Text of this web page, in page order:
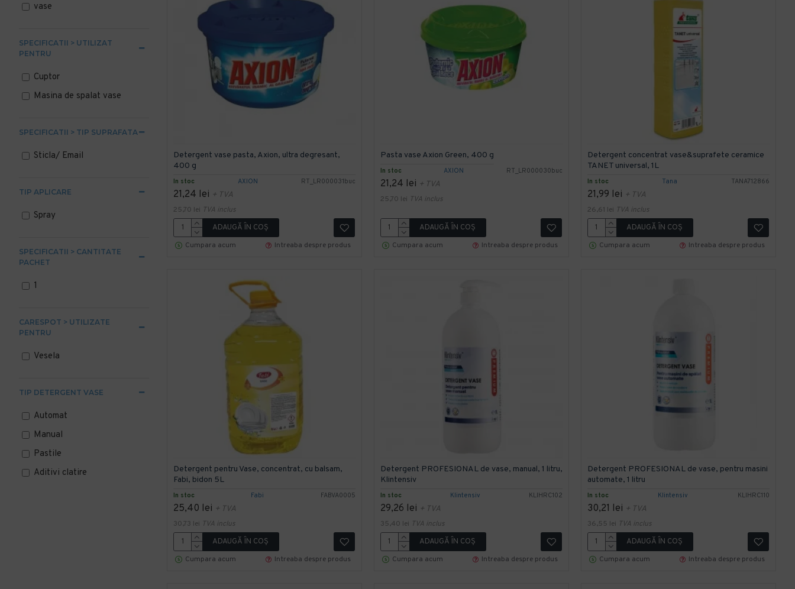
vase
SPECIFICATII > UTILIZAT
PENTRU
Cuptor
Masina de spalat vase
SPECIFICATII > TIP SUPRAFATA
Sticla/ Email
TIP APLICARE
Spray
SPECIFICATII > CANTITATE
PACHET
1
CARESPOT > UTILIZATE
PENTRU
Vesela
TIP DETERGENT VASE
Automat
Manual
Pastile
Aditivi clatire
In stoc AXION RT_LR000031buc
Detergent vase pasta, Axion, ultra degresant,
400 g
21,24 lei + TVA
25,70 lei TVA inclus
ADAUGĂ ÎN COŞ
Cumpara acum
Intreaba despre produs
In stoc AXION RT_LR000030buc
Pasta vase Axion Green, 400 g
21,24 lei + TVA
25,70 lei TVA inclus
ADAUGĂ ÎN COŞ
Cumpara acum
Intreaba despre produs
In stoc Tana TANA712866
Detergent concentrat vase&suprafete ceramice
TANET universal, 1L
21,99 lei + TVA
26,61 lei TVA inclus
ADAUGĂ ÎN COŞ
Cumpara acum
Intreaba despre produs
In stoc Fabi FABVA0005
Detergent pentru Vase, concentrat, cu balsam,
Fabi, bidon 5L
25,40 lei + TVA
30,73 lei TVA inclus
ADAUGĂ ÎN COŞ
Cumpara acum
Intreaba despre produs
In stoc Klintensiv KLIHRC102
Detergent PROFESIONAL de vase, manual, 1 litru,
Klintensiv
29,26 lei + TVA
35,40 lei TVA inclus
ADAUGĂ ÎN COŞ
Cumpara acum
Intreaba despre produs
In stoc Klintensiv KLIHRC110
Detergent PROFESIONAL de vase, pentru masini
automate, 1 litru
30,21 lei + TVA
36,55 lei TVA inclus
ADAUGĂ ÎN COŞ
Cumpara acum
Intreaba despre produs